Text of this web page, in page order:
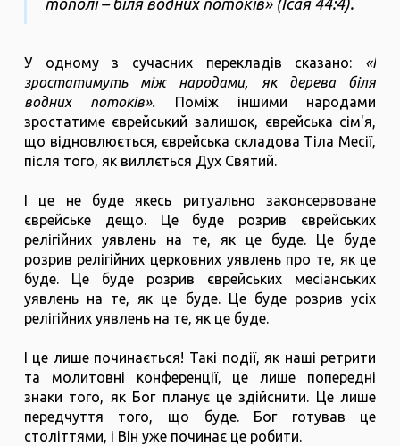
тополі – біля водних потоків» (Ісая 44:4).
У одному з сучасних перекладів сказано: «І
зростатимуть між народами, як дерева біля
водних потоків». Поміж іншими народами
зростатиме єврейський залишок, єврейська сім'я,
що відновлюється, єврейська складова Тіла Месії,
після того, як виллється Дух Святий.
І це не буде якесь ритуально законсервоване
єврейське дещо. Це буде розрив єврейських
релігійних уявлень на те, як це буде. Це буде
розрив релігійних церковних уявлень про те, як це
буде. Це буде розрив єврейських месіанських
уявлень на те, як це буде. Це буде розрив усіх
релігійних уявлень на те, як це буде.
І це лише починається! Такі події, як наші ретрити
та молитовні конференції, це лише попередні
знаки того, як Бог планує це здійснити. Це лише
передчуття того, що буде. Бог готував це
століттями, і Він уже починає це робити.